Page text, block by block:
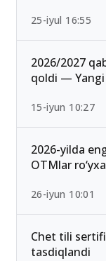
25-iyul 16:55
2026/2027
qoldi —
15-iyun 10:27
2026-yilda
OTMlar
26-iyun 10:01
Chet tili
tasdiqlandi